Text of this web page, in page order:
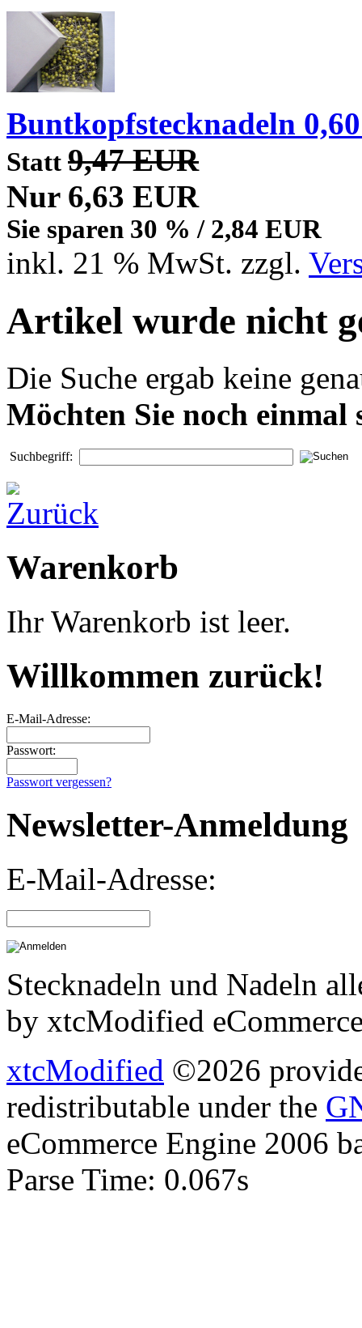
Buntkopfstecknadeln
Statt 9,47 EUR
Nur 6,63 EUR
Sie sparen 30 % / 2,84 EUR
inkl. 21 % MwSt. zzgl.
Artikel wurde nicht
Die Suche ergab keine
Möchten Sie noch einmal
Suchbegriff:
Warenkorb
Ihr Warenkorb ist leer.
Willkommen zurück!
E-Mail-Adresse:
Passwort:
Passwort vergessen?
Newsletter-Anmeldung
E-Mail-Adresse:
Stecknadeln und Nadeln
by xtcModified
xtcModified ©2026
redistributable under the
eCommerce Engine 2006
Parse Time: 0.067s